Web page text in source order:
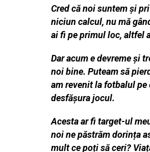
Cred că noi suntem și
niciun calcul, nu mă
ai fi pe primul loc, altfel
Dar acum e devreme și
noi bine. Puteam să
am revenit la fotbalul pe
desfășura jocul.
Acesta ar fi target-ul
noi ne păstrăm dorința
mult ce poți să ceri?